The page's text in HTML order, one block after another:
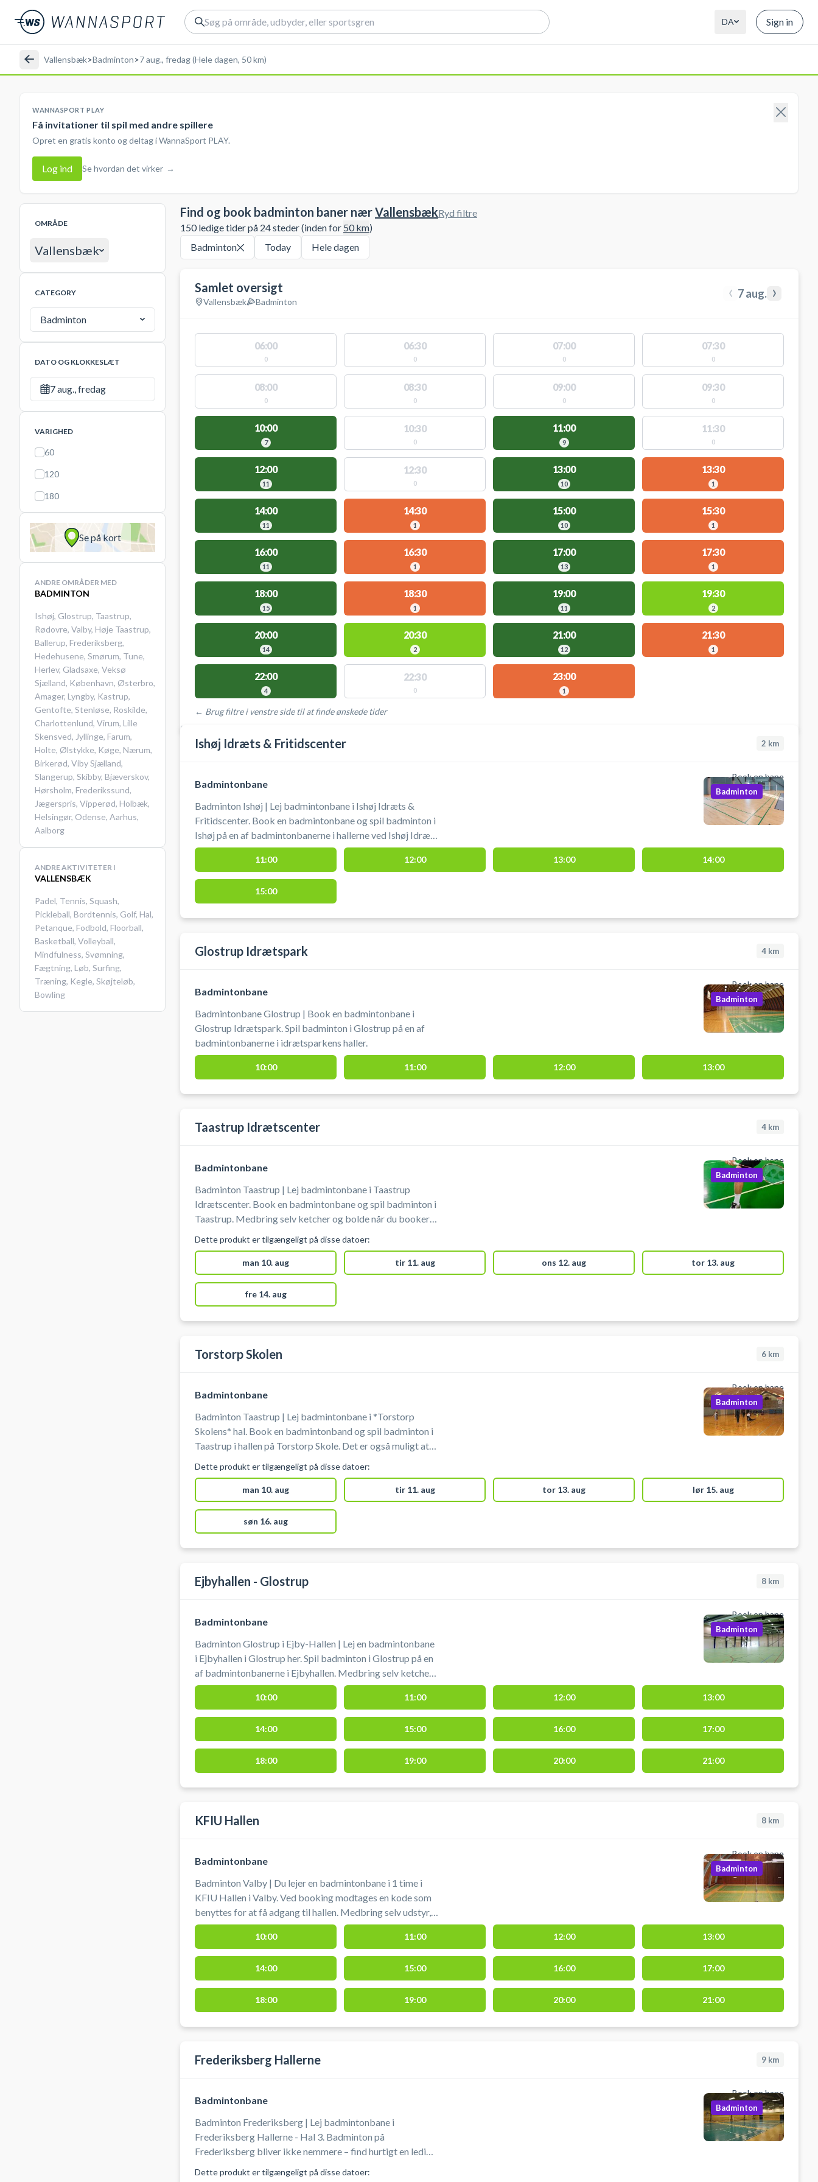
DA Sign in
Vallensbæk>Badminton>7 aug., fredag (Hele dagen, 50 km)
WANNASPORT PLAY
Få invitationer til spil med andre spillere
Opret en gratis konto og deltag i WannaSport PLAY.
Log ind Se hvordan det virker →
OMRÅDE
Vallensbæk
CATEGORY
Badminton
DATO OG KLOKKESLÆT
7 aug., fredag
VARIGHED
60
120
180
Se på kort
ANDRE OMRÅDER MED
BADMINTON
Ishøj, Glostrup, Taastrup,
Rødovre, Valby, Høje Taastrup,
Ballerup, Frederiksberg,
Hedehusene, Smørum, Tune,
Herlev, Gladsaxe, Veksø
Sjælland, København, Østerbro,
Amager, Lyngby, Kastrup,
Gentofte, Stenløse, Roskilde,
Charlottenlund, Virum, Lille
Skensved, Jyllinge, Farum,
Holte, Ølstykke, Køge, Nærum,
Birkerød, Viby Sjælland,
Slangerup, Skibby, Bjæverskov,
Hørsholm, Frederikssund,
Jægerspris, Vipperød, Holbæk,
Helsingør, Odense, Aarhus,
Aalborg
ANDRE AKTIVITETER I
VALLENSBÆK
Padel, Tennis, Squash,
Pickleball, Bordtennis, Golf, Hal,
Petanque, Fodbold, Floorball,
Basketball, Volleyball,
Mindfulness, Svømning,
Fægtning, Løb, Surfing,
Træning, Kegle, Skøjteløb,
Bowling
Find og book badminton baner nærVallensbæk
150 ledige tider på 24 steder (inden for 50km)
Ryd filtre
Badminton Today Hele dagen
Samlet oversigt
Vallensbæk Badminton ‹ 7 aug. ›
06:00
0
06:30
0
07:00
0
07:30
0
08:00
0
08:30
0
09:00
0
09:30
0
10:00
7
10:30
0
11:00
9
11:30
0
12:00
11
12:30
0
13:00
10
13:30
1
14:00
11
14:30
1
15:00
10
15:30
1
16:00
11
16:30
1
17:00
13
17:30
1
18:00
15
18:30
1
19:00
11
19:30
2
20:00
14
20:30
2
21:00
12
21:30
1
22:00
4
22:30
0
23:00
1
← Brug filtre i venstre side til at finde ønskede tider
STEDER MED LEDIGE AKTIVITETER
Ishøj Idræts & Fritidscenter 2 km
Book en bane
Badmintonbane
Badminton Ishøj | Lej badmintonbane i Ishøj Idræts &
Fritidscenter. Book en badmintonbane og spil badminton i
Ishøj på en af badmintonbanerne i hallerne ved Ishøj Idræts
& Fritidscenter. Medbring selv badminton ketcher og
bolde. Gratis parkering findes ved hallen.
Badminton
11:00 12:00 13:00 14:00
15:00
Glostrup Idrætspark 4 km
Book en bane
Badmintonbane
Badmintonbane Glostrup | Book en badmintonbane i
Glostrup Idrætspark. Spil badminton i Glostrup på en af
badmintonbanerne i idrætsparkens haller.
Badminton
10:00 11:00 12:00 13:00
Taastrup Idrætscenter 4 km
Book en bane
Badmintonbane
Badminton Taastrup | Lej badmintonbane i Taastrup
Idrætscenter. Book en badmintonbane og spil badminton i
Taastrup. Medbring selv ketcher og bolde når du booker
gratis parkering lige ved idrætscentret.
Badminton
Dette produkt er tilgængeligt på disse datoer:
man 10. aug tir 11. aug ons 12. aug tor 13. aug
fre 14. aug
Torstorp Skolen 6 km
Book en bane
Badmintonbane
Badminton Taastrup | Lej badmintonbane i *Torstorp
Skolens* hal. Book en badmintonband og spil badminton i
Taastrup i hallen på Torstorp Skole. Det er også muligt at
håndbold og basketball. Der er mulighed for omklædning
og bad i hallen på Torstorp Skole.
Badminton
Dette produkt er tilgængeligt på disse datoer:
man 10. aug tir 11. aug tor 13. aug lør 15. aug
søn 16. aug
Ejbyhallen - Glostrup 8 km
Book en bane
Badmintonbane
Badminton Glostrup i Ejby-Hallen | Lej en badmintonbane
i Ejbyhallen i Glostrup her. Spil badminton i Glostrup på en
af badmintonbanerne i Ejbyhallen. Medbring selv ketcher
og bolde.
Badminton
10:00 11:00 12:00 13:00
14:00 15:00 16:00 17:00
18:00 19:00 20:00 21:00
KFIU Hallen 8 km
Book en bane
Badmintonbane
Badminton Valby | Du lejer en badmintonbane i 1 time i
KFIU Hallen i Valby. Ved booking modtages en kode som
benyttes for at få adgang til hallen. Medbring selv udstyr,
badmintonketcher og bolde. Afmelding af baner skal ske
senest to timer før start.
Badminton
10:00 11:00 12:00 13:00
14:00 15:00 16:00 17:00
18:00 19:00 20:00 21:00
Frederiksberg Hallerne 9 km
Book en bane
Badmintonbane
Badminton Frederiksberg | Lej badmintonbane i
Frederiksberg Hallerne - Hal 3. Badminton på
Frederiksberg bliver ikke nemmere – find hurtigt en ledig
Badminton
Dette produkt er tilgængeligt på disse datoer: